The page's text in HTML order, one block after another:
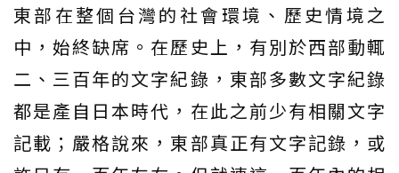
東部在整個台灣的社會環境、歷史情境之
中，始終缺席。在歷史上，有別於西部動輒
二、三百年的文字紀錄，東部多數文字紀錄
都是產自日本時代，在此之前少有相關文字
記載；嚴格說來，東部真正有文字記錄，或